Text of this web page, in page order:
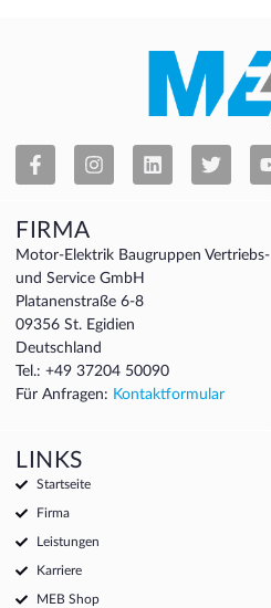
FIRMA
Motor-Elektrik Baugruppen Vertriebs-
und Service GmbH
Platanenstraße 6-8
09356 St. Egidien
Deutschland
Tel.: +49 37204 50090
Für Anfragen: Kontaktformular
LINKS
Startseite
Firma
Leistungen
Karriere
MEB Shop